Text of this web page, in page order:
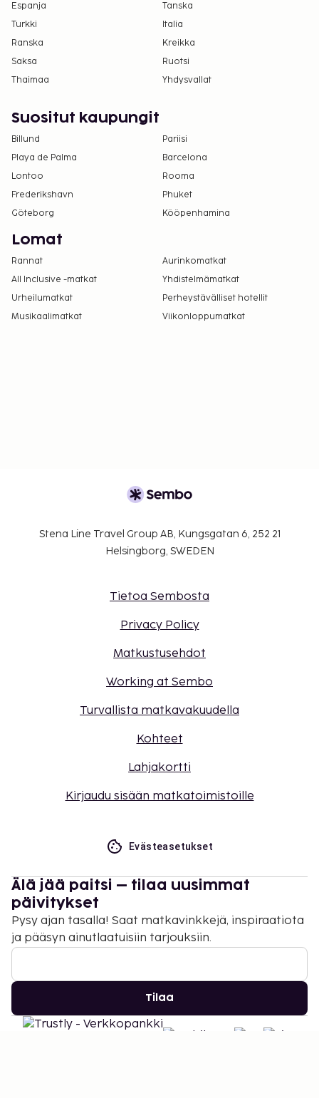
soittamalla varausvahvistuksessa olevaan
numeroon.
Majoituspaikassa on tarjolla
yhdistettäviä/vierekkäisiä huoneita, joiden
saatavuus on rajoitettua. Niitä voi pyytää
Yhteystiedot löytyvät varausvahvistuksesta.
Kontaktiton sisäänkirjautuminen ja kontaktiton
suuntautumiseen tai sukupuoli-identiteettiin
katsomatta (LGBTQ+ -ystävällinen).
Espanja
Tanska
Turkki
Italia
Ranska
Kreikka
Saksa
Ruotsi
Thaimaa
Yhdysvallat
Suositut kaupungit
Billund
Pariisi
Playa de Palma
Barcelona
Lontoo
Rooma
Frederikshavn
Phuket
Göteborg
Kööpenhamina
Lomat
Rannat
Aurinkomatkat
All Inclusive -matkat
Yhdistelmämatkat
Urheilumatkat
Perheystävälliset hotellit
Musikaalimatkat
Viikonloppumatkat
Stena Line Travel Group AB, Kungsgatan 6, 252 21
Helsingborg, SWEDEN
Tietoa Sembosta
Privacy Policy
Matkustusehdot
Working at Sembo
Turvallista matkavakuudella
Kohteet
Lahjakortti
Kirjaudu sisään matkatoimistoille
Evästeasetukset
Älä jää paitsi – tilaa uusimmat
päivitykset
Pysy ajan tasalla! Saat matkavinkkejä, inspiraatiota
ja pääsyn ainutlaatuisiin tarjouksiin.
Tilaa